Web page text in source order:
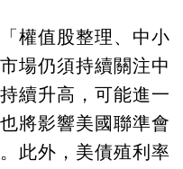
權值股整理、中小
場仍須持續關注中
續升高，可能進一
將影響美國聯準會
此外，美債殖利率